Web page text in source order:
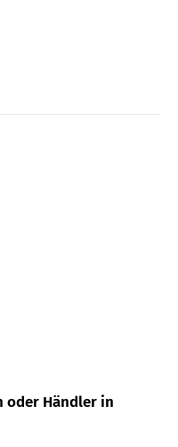
Händler in